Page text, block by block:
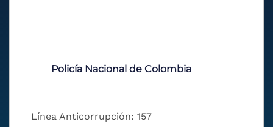
Policía Nacional de Colombia
Línea Anticorrupción: 157